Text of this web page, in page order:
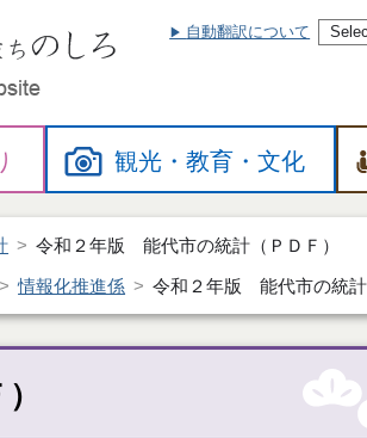
自動翻訳について
観光・教育・文化
令和２年版 能代市の統計（ＰＤＦ）
情報化推進係 令和２年版 能代市の統計